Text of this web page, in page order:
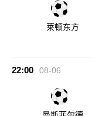
莱顿东方
22:00 08-06